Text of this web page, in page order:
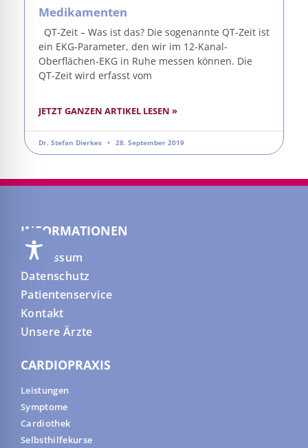
Medikamenten
QT-Zeit – Was ist das? Die sogenannte QT-Zeit ist
ein EKG-Parameter, den wir im 12-Kanal-
Oberflächen-EKG in Ruhe messen können. Die
QT-Zeit wird erfasst vom
JETZT GANZEN ARTIKEL LESEN »
Dr. Stefan Dierkes 28. September 2019
INFORMATIONEN
Impressum
Datenschutz
Patientenservice
Kontakt
Unsere Ärzte
CARDIOPRAXIS
Leistungen
Symptome
Cardiothek
Selbsthilfekurse